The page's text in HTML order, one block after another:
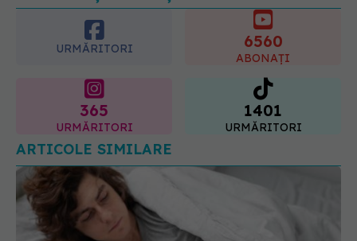
URMĂRITORI 6560
ABONAȚI
365
URMĂRITORI
1401
URMĂRITORI
ARTICOLE SIMILARE